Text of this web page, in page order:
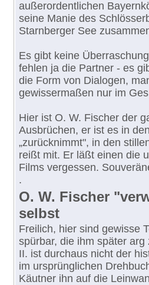
außerordentlichen
seine Manie des
Starnberger See
Es gibt keine
fehlen ja die Partner - es
die Form von Dialogen,
gewissermaßen nur im
Hier ist O. W. Fischer der
Ausbrüchen, er ist es in
„zurücknimmt", in den
reißt mit. Er läßt einen die
Films vergessen.
.
O. W. Fischer
selbst
Freilich, hier sind gewisse
spürbar, die ihm später
II. ist durchaus nicht der
im ursprünglichen
Käutner ihn auf die